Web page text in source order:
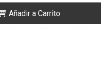
Añadir a Carrito